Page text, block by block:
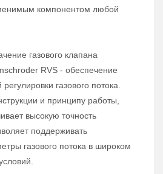
компонентом любой
газового клапана
RVS - обеспечение
газового потока.
и принципу работы,
высокую точность
поддерживать
газового потока в широком